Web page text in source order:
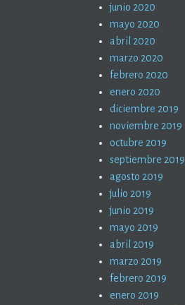
junio 2020
mayo 2020
abril 2020
marzo 2020
febrero 2020
enero 2020
diciembre 2019
noviembre 2019
octubre 2019
septiembre 2019
agosto 2019
julio 2019
junio 2019
mayo 2019
abril 2019
marzo 2019
febrero 2019
enero 2019